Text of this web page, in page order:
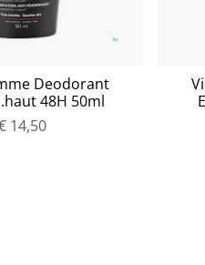
Deodorant
48H 50ml
14,50